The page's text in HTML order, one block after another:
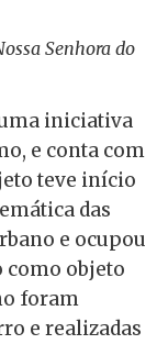
Senhora do
iniciativa
e conta com
teve início
das
e ocupou
como objeto
foram
e realizadas